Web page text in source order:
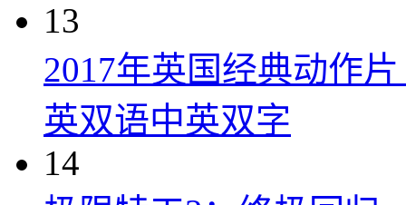
13
2017年英国经典动作
英双语中英双字
14